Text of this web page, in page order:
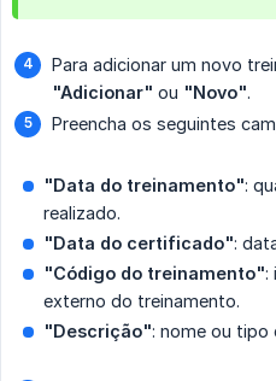
Para adicionar um novo
"Adicionar" ou "Novo".
Preencha os seguintes
"Data do treinamento":
realizado.
"Data do certificado":
"Código do treinamento":
externo do treinamento.
"Descrição": nome ou tipo